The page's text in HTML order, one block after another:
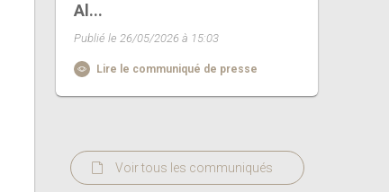
Al...
Publié le 26/05/2026 à 15:03
Lire le communiqué de presse
Voir tous les communiqués